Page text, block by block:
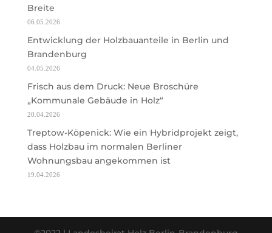
Breite
06.05.2026
Entwicklung der Holzbauanteile in Berlin und
Brandenburg
04.05.2026
Frisch aus dem Druck: Neue Broschüre
„Kommunale Gebäude in Holz“
20.04.2026
Treptow-Köpenick: Wie ein Hybridprojekt zeigt,
dass Holzbau im normalen Berliner
Wohnungsbau angekommen ist
19.04.2026